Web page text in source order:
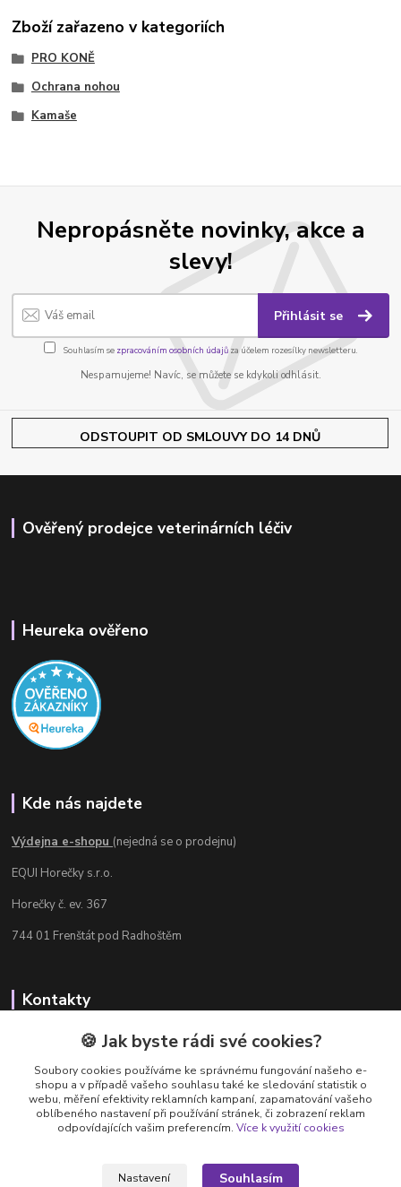
Zboží zařazeno v kategoriích
PRO KONĚ
Ochrana nohou
Kamaše
Nepropásněte novinky, akce a
slevy!
Přihlásit se
Souhlasím se zpracováním osobních údajůza účelem rozesílky newsletteru.
Nespamujeme! Navíc, se můžete se kdykoli odhlásit.
ODSTOUPIT OD SMLOUVY DO 14 DNŮ
Ověřený prodejce veterinárních léčiv
Heureka ověřeno
Kde nás najdete
Výdejna e-shopu (nejedná se o prodejnu)
EQUI Horečky s.r.o.
Horečky č. ev. 367
744 01 Frenštát pod Radhoštěm
Kontakty
Radka Chamrádová
+420 737 484 708
Výdejna e-shopu: Po-Ne, 8-20 hod.
info@equi-horecky.cz
🍪 Jak byste rádi své cookies?
Soubory cookies používáme ke správnému fungování našeho e-
shopu a v případě vašeho souhlasu také ke sledování statistik o
webu, měření efektivity reklamních kampaní, zapamatování vašeho
oblíbeného nastavení při používání stránek, či zobrazení reklam
odpovídajících vašim preferencím. Více k využití cookies
Nastavení Souhlasím